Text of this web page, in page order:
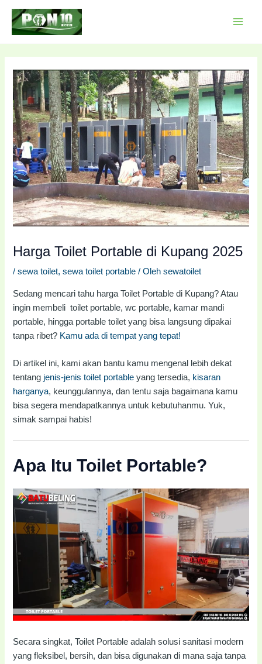
konten
Harga Toilet Portable di Kupang 2025
/sewa toilet,sewa toilet portable / Olehsewatoilet
Sedang mencari tahu harga Toilet Portable di Kupang? Atau
ingin membeli toilet portable, wc portable, kamar mandi
portable, hingga portable toilet yang bisa langsung dipakai
tanpa ribet? Kamu ada di tempat yang tepat!
Di artikel ini, kami akan bantu kamu mengenal lebih dekat
tentang jenis-jenis toilet portable yang tersedia, kisaran
harganya, keunggulannya, dan tentu saja bagaimana kamu
bisa segera mendapatkannya untuk kebutuhanmu. Yuk,
simak sampai habis!
Apa Itu Toilet Portable?
Secara singkat, Toilet Portable adalah solusi sanitasi modern
yang fleksibel, bersih, dan bisa digunakan di mana saja tanpa
navigation